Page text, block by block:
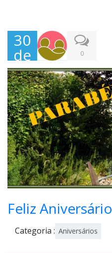
30
de
Ago
sto,
202
1
0
Feliz Aniversário
Categoria : Aniversários